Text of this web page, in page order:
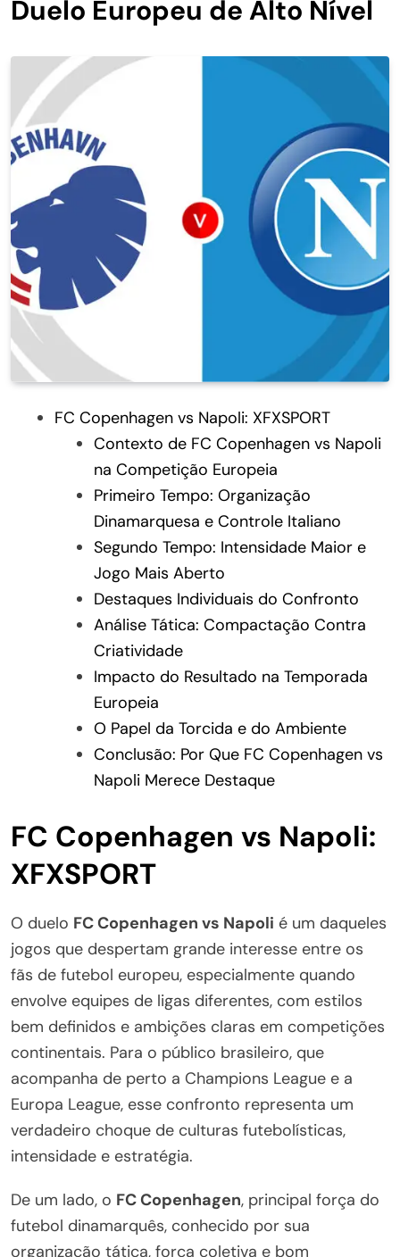
Duelo Europeu de Alto Nível
FC Copenhagen vs Napoli: XFXSPORT
Contexto de FC Copenhagen vs Napoli
na Competição Europeia
Primeiro Tempo: Organização
Dinamarquesa e Controle Italiano
Segundo Tempo: Intensidade Maior e
Jogo Mais Aberto
Destaques Individuais do Confronto
Análise Tática: Compactação Contra
Criatividade
Impacto do Resultado na Temporada
Europeia
O Papel da Torcida e do Ambiente
Conclusão: Por Que FC Copenhagen vs
Napoli Merece Destaque
FC Copenhagen vs Napoli:
XFXSPORT
O duelo FC Copenhagen vs Napoli é um daqueles
jogos que despertam grande interesse entre os
fãs de futebol europeu, especialmente quando
envolve equipes de ligas diferentes, com estilos
bem definidos e ambições claras em competições
continentais. Para o público brasileiro, que
acompanha de perto a Champions League e a
Europa League, esse confronto representa um
verdadeiro choque de culturas futebolísticas,
intensidade e estratégia.
De um lado, o FC Copenhagen, principal força do
futebol dinamarquês, conhecido por sua
organização tática, força coletiva e bom